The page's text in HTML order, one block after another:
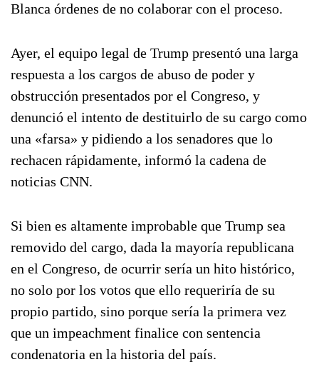
Blanca órdenes de no colaborar con el proceso.
Ayer, el equipo legal de Trump presentó una larga
respuesta a los cargos de abuso de poder y
obstrucción presentados por el Congreso, y
denunció el intento de destituirlo de su cargo como
una «farsa» y pidiendo a los senadores que lo
rechacen rápidamente, informó la cadena de
noticias CNN.
Si bien es altamente improbable que Trump sea
removido del cargo, dada la mayoría republicana
en el Congreso, de ocurrir sería un hito histórico,
no solo por los votos que ello requeriría de su
propio partido, sino porque sería la primera vez
que un impeachment finalice con sentencia
condenatoria en la historia del país.